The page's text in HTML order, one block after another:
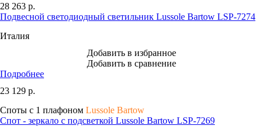
28 263 р.
Подвесной светодиодный светильник Lussole Bartow LSP-7274
Италия
Добавить в избранное
Добавить в сравнение
Подробнее
23 129 р.
Споты с 1 плафоном Lussole Bartow
Спот - зеркало с подсветкой Lussole Bartow LSP-7269